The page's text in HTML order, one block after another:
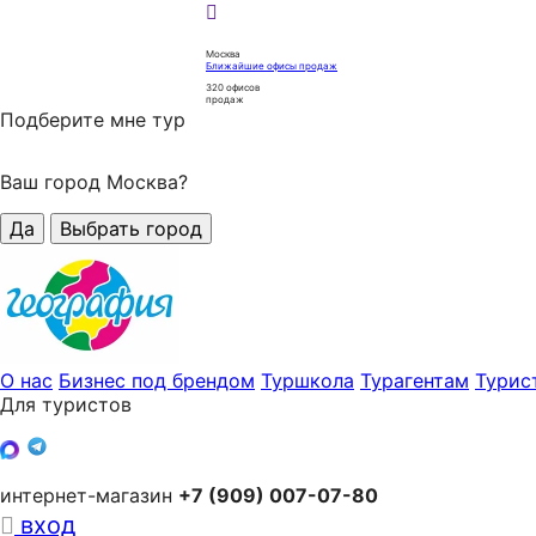
Москва
Ближайшие офисы продаж
320 офисов
продаж
Подберите мне тур
Ваш город Москва?
Да
Выбрать город
О нас Бизнес под брендом Туршкола Турагентам
Для туристов
интернет-магазин +7 (909) 007-07-80
вход